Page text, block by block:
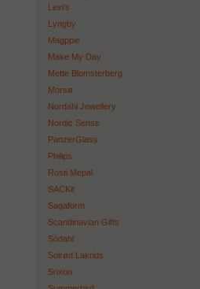
Levi's
Lyngby
Magppie
Make My Day
Mette Blomsterberg
Morsø
Nordahl Jewellery
Nordic Sense
PanzerGlass
Philips
Rosti Mepal
SACKit
Sagaform
Scandinavian Gifts
Södahl
Solrød Lakrids
Srixon